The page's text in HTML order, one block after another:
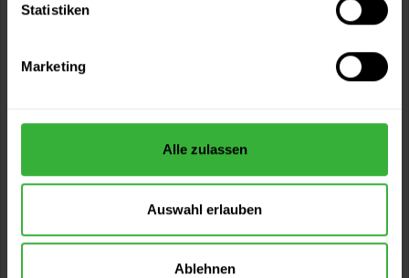
Statistiken
Marketing
Alle zulassen
Auswahl erlauben
Ablehnen
Vorteile
Kostenloser Versand ab 60 EUR
Persönliche Beratung unter040 60 77 65 23